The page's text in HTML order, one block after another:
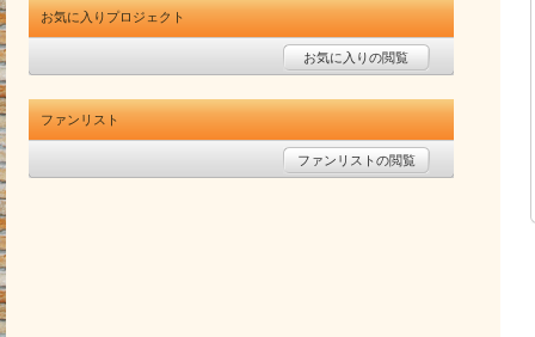
お気に入りプロジェクト
お気に入りの閲覧
ファンリスト
ファンリストの閲覧